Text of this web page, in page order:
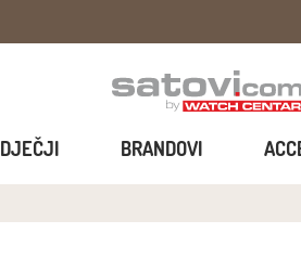
DJEČJI BRANDOVI